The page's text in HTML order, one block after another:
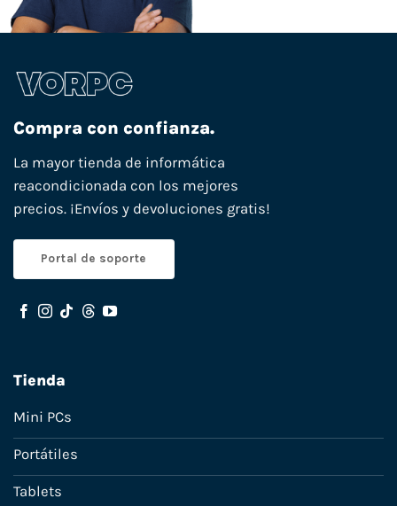
Compra con confianza.
La mayor tienda de informática
reacondicionada con los mejores
precios. ¡Envíos y devoluciones gratis!
Portal de soporte
Tienda
Mini PCs
Portátiles
Tablets